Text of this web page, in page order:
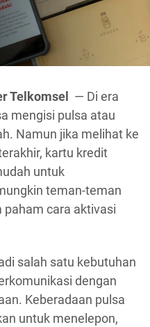
Telkomsel — Di era
mengisi pulsa atau
Namun jika melihat ke
kartu kredit
untuk
teman-teman
paham cara aktivasi
salah satu kebutuhan
dengan
Keberadaan pulsa
untuk menelepon,